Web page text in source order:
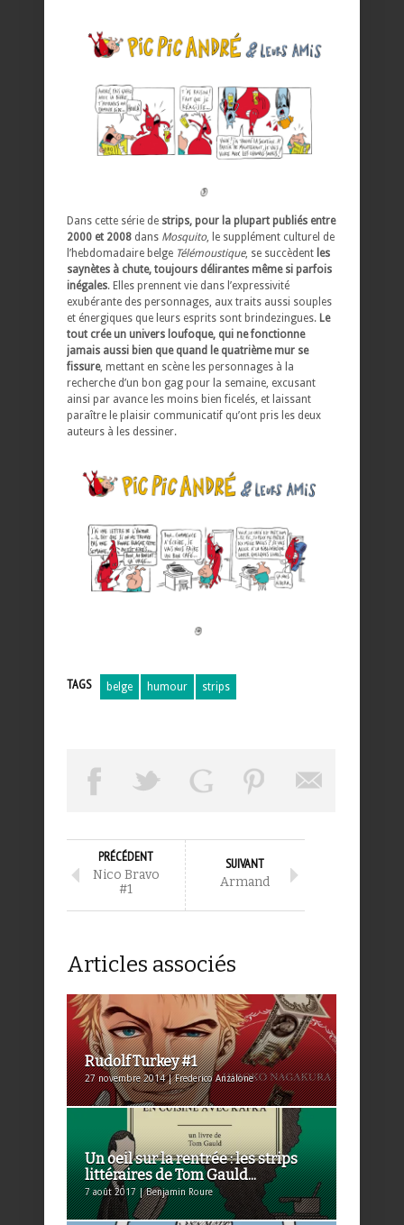
Dans cette série de strips, pour la plupart publiés entre
2000 et 2008 dans Mosquito, le supplément culturel de
l’hebdomadaire belge Télémoustique, se succèdent les
saynètes à chute, toujours délirantes même si parfois
inégales. Elles prennent vie dans l’expressivité
exubérante des personnages, aux traits aussi souples
et énergiques que leurs esprits sont brindezingues. Le
tout crée un univers loufoque, qui ne fonctionne
jamais aussi bien que quand le quatrième mur se
fissure, mettant en scène les personnages à la
recherche d’un bon gag pour la semaine, excusant
ainsi par avance les moins bien ficelés, et laissant
paraître le plaisir communicatif qu’ont pris les deux
auteurs à les dessiner.
TAGS belge humour strips
PRÉCÉDENT
Nico Bravo
#1
SUIVANT
Armand
Articles associés
Rudolf Turkey #1
27 novembre 2014 | Frederico Anzalone
Un oeil sur la rentrée : les strips
littéraires de Tom Gauld...
7 août 2017 | Benjamin Roure